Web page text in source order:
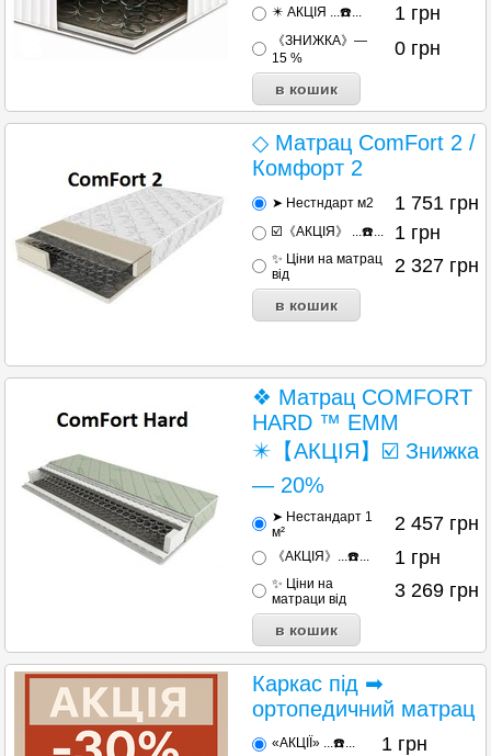
✴️ АКЦІЯ ...☎️... 1 грн
《ЗНИЖКА》—
15 %
0 грн
◇ Матрац ComFort 2 /
Комфорт 2
➤ Нестндарт м2 1 751 грн
☑️《АКЦІЯ》 ...☎️... 1 грн
✨ Ціни на матрац
від
2 327 грн
❖ Матрац COMFORT
HARD ™ EMM
✴️【АКЦІЯ】☑️ Знижка
— 20%
➤ Нестандарт 1
м²
2 457 грн
《АКЦІЯ》...☎️... 1 грн
✨ Ціни на
матраци від
3 269 грн
Каркас під ➡
ортопедичний матрац
«АКЦІЇ» ...☎️... 1 грн